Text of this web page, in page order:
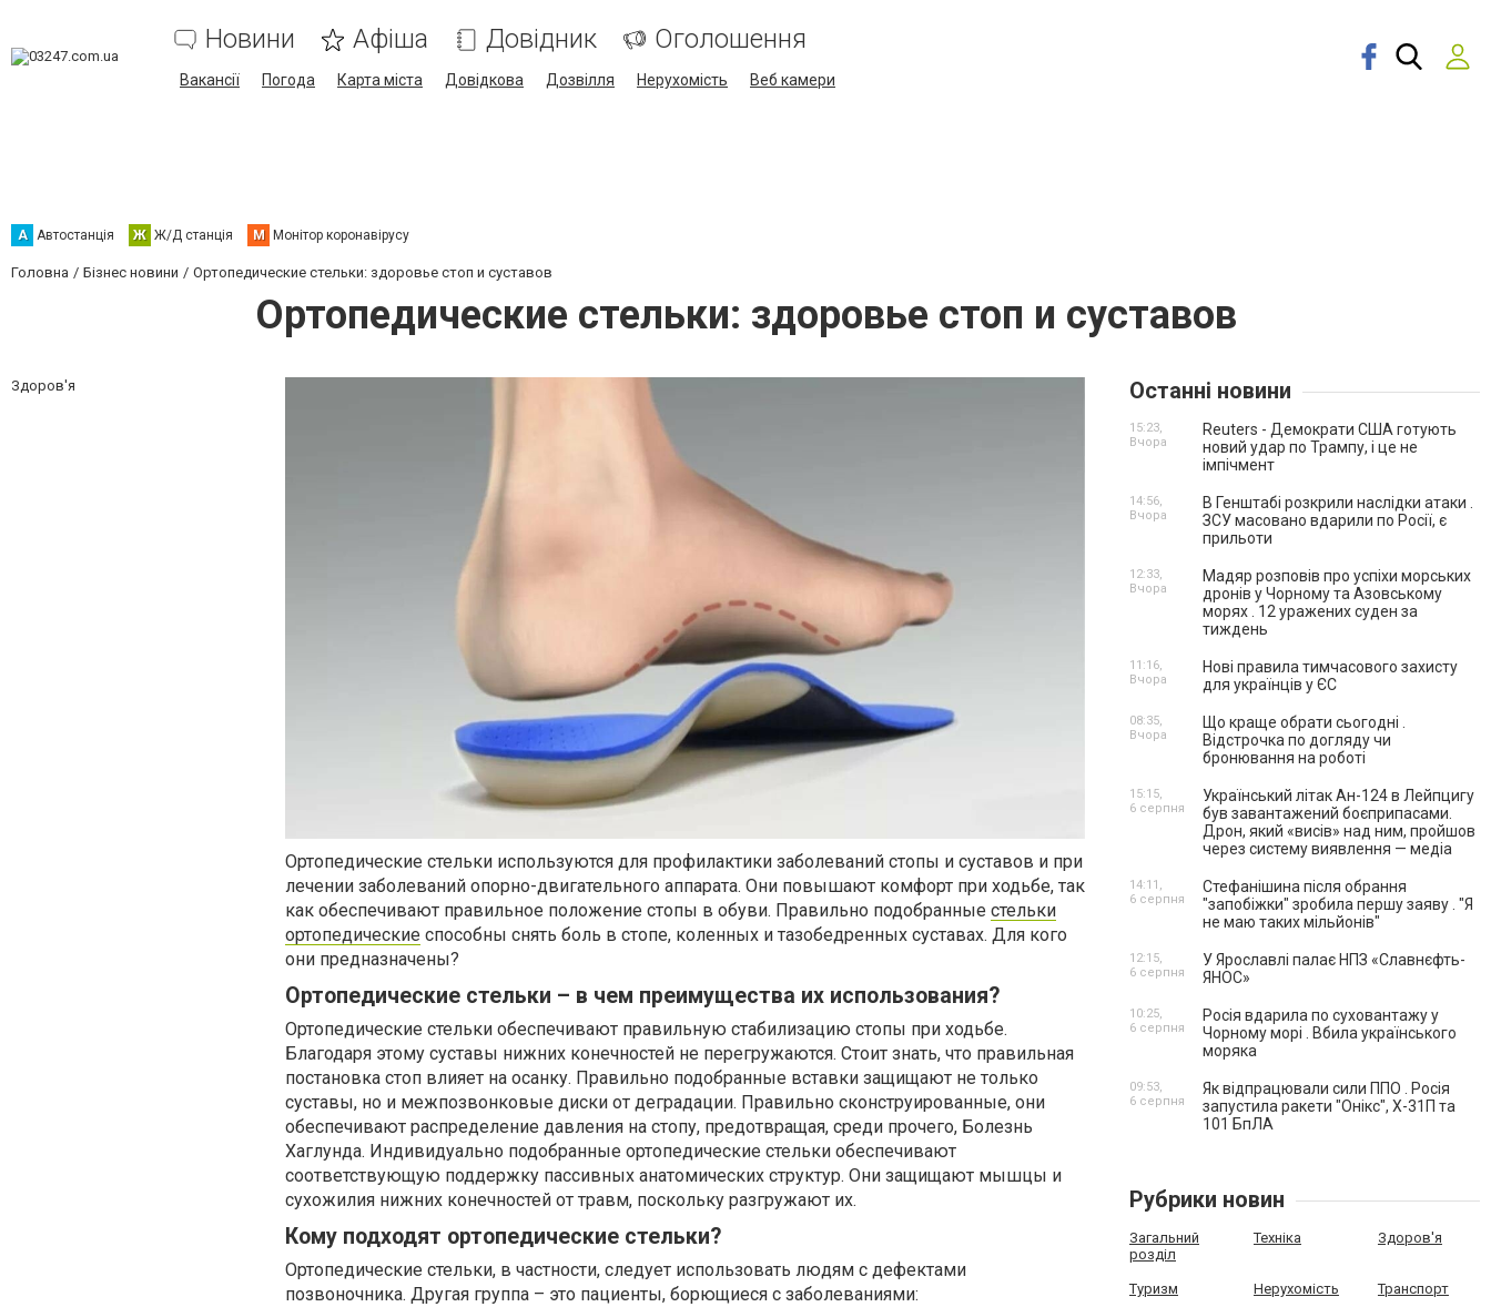
Новини Афіша Довідник Оголошення
Вакансії Погода Карта міста Довідкова Дозвілля Нерухомість Веб камери
А Автостанція Ж Ж/Д станція М Монітор коронавірусу
Головна Бізнес новини Ортопедические стельки: здоровье стоп и суставов
Ортопедические стельки: здоровье стоп и суставов
Здоров'я
Ортопедические стельки используются для профилактики заболеваний стопы и суставов и при
лечении заболеваний опорно-двигательного аппарата. Они повышают комфорт при ходьбе, так
как обеспечивают правильное положение стопы в обуви. Правильно подобранные стельки
ортопедические способны снять боль в стопе, коленных и тазобедренных суставах. Для кого
они предназначены?
Ортопедические стельки – в чем преимущества их использования?
Ортопедические стельки обеспечивают правильную стабилизацию стопы при ходьбе.
Благодаря этому суставы нижних конечностей не перегружаются. Стоит знать, что правильная
постановка стоп влияет на осанку. Правильно подобранные вставки защищают не только
суставы, но и межпозвонковые диски от деградации. Правильно сконструированные, они
обеспечивают распределение давления на стопу, предотвращая, среди прочего, Болезнь
Хаглунда. Индивидуально подобранные ортопедические стельки обеспечивают
соответствующую поддержку пассивных анатомических структур. Они защищают мышцы и
сухожилия нижних конечностей от травм, поскольку разгружают их.
Кому подходят ортопедические стельки?
Ортопедические стельки, в частности, следует использовать людям с дефектами
позвоночника. Другая группа – это пациенты, борющиеся с заболеваниями:
Останні новини
Reuters - Демократи США готують
новий удар по Трампу, і це не
імпічмент
15:23,
Вчора
В Генштабі розкрили наслідки атаки .
ЗСУ масовано вдарили по Росії, є
прильоти
14:56,
Вчора
Мадяр розповів про успіхи морських
дронів у Чорному та Азовському
морях . 12 уражених суден за
тиждень
12:33,
Вчора
Нові правила тимчасового захисту
для українців у ЄС
11:16,
Вчора
Що краще обрати сьогодні .
Відстрочка по догляду чи
бронювання на роботі
08:35,
Вчора
Український літак Ан-124 в Лейпцигу
був завантажений боєприпасами.
Дрон, який «висів» над ним, пройшов
через систему виявлення — медіа
15:15,
6 серпня
Стефанішина після обрання
"запобіжки" зробила першу заяву . "Я
не маю таких мільйонів"
14:11,
6 серпня
У Ярославлі палає НПЗ «Славнєфть-
ЯНОС»
12:15,
6 серпня
Росія вдарила по суховантажу у
Чорному морі . Вбила українського
моряка
10:25,
6 серпня
Як відпрацювали сили ППО . Росія
запустила ракети "Онікс", Х-31П та
101 БпЛА
09:53,
6 серпня
Рубрики новин
Загальний
розділ
Техніка Здоров'я
Туризм Нерухомість Транспорт